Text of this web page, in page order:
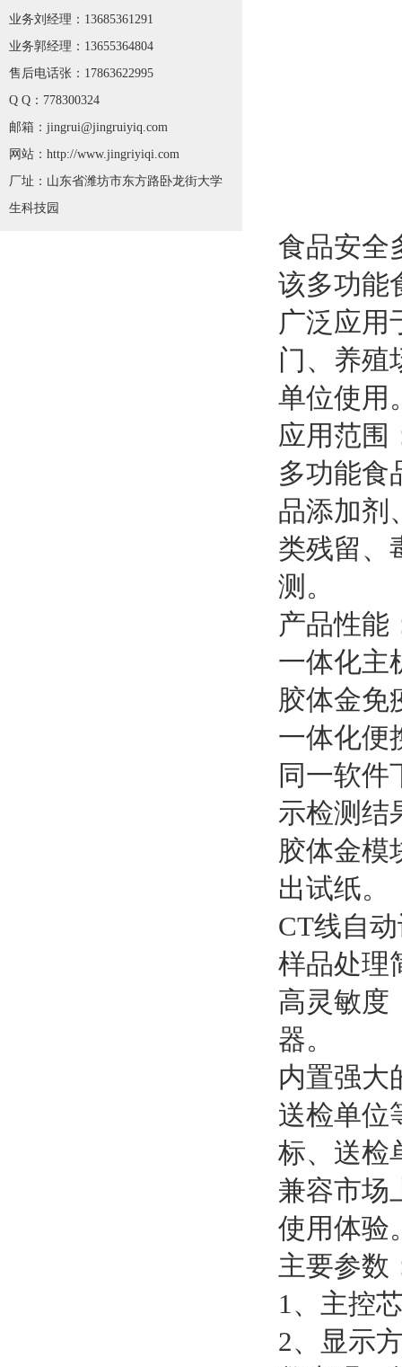
业务刘经理：13685361291
业务郭经理：13655364804
售后电话张：17863622995
Q Q：778300324
邮箱：jingrui@jingruiyiq.com
网站：http://www.jingriyiqi.com
厂址：山东省潍坊市东方路卧龙街大学
生科技园
食品安全
该多功能
广泛应用
门、养殖
单位使用
应用范围
多功能食
品添加剂
类残留、
测。
产品性能
一体化主
胶体金免
一体化便
同一软件
示检测结
胶体金模
出试纸。
CT线自
样品处理
高灵敏度
器。
内置强大
送检单位
标、送检
兼容市场
使用体验
主要参数
1、主控
2、显示